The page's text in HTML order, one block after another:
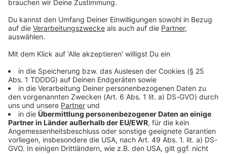
Kontaktformular
Sprachnachricht
DAS KÖNNTE DICH AUCH INTERESSIEREN
Bayern